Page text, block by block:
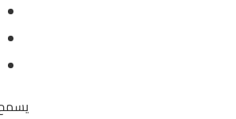
يسمح